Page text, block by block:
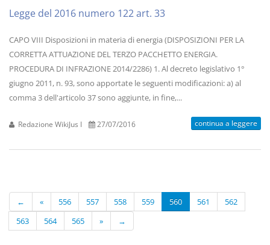
Legge del 2016 numero 122 art. 33
CAPO VIII Disposizioni in materia di energia (DISPOSIZIONI PER LA
CORRETTA ATTUAZIONE DEL TERZO PACCHETTO ENERGIA.
PROCEDURA DI INFRAZIONE 2014/2286) 1. Al decreto legislativo 1°
giugno 2011, n. 93, sono apportate le seguenti modificazioni: a) al
comma 3 dell'articolo 37 sono aggiunte, in fine,...
Redazione WikiJus I 27/07/2016 continua a leggere
← « 556 557 558 559 560 561
562
563
564 565 » →